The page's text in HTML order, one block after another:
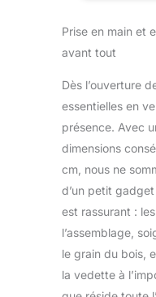
Prise en main et
avant tout
Dès l’ouverture
essentielles en
présence. Avec
dimensions
cm, nous ne
d’un petit
est rassurant :
l’assemblage,
le grain du bois,
la vedette à